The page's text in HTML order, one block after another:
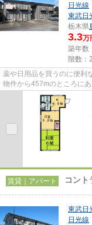
日光線
東武日
栃木県
3.3万
築年数
階数：
薬や日用品を買うのに便利
物件から457mのところに
朝を迎えることのできる通
賃貸｜アパート コント
東武日
日光線